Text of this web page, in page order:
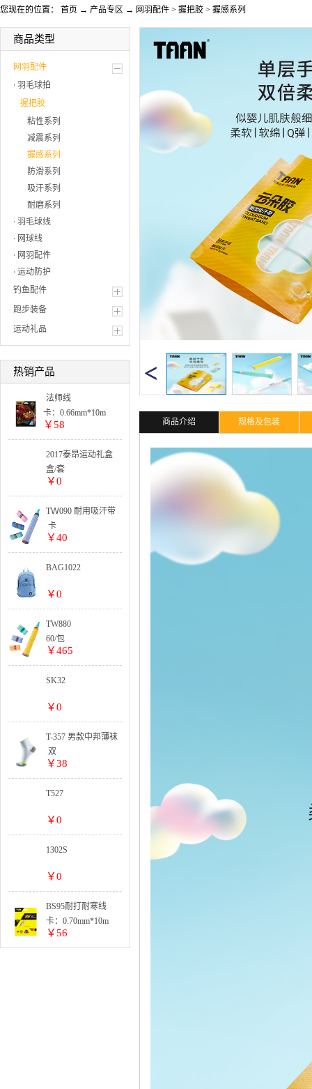
您现在的位置： 首页 → 产品专区 → 网羽配件 > 握把胶 > 握感系列
商品类型
网羽配件
羽毛球拍
握把胶
粘性系列
减震系列
握感系列
防滑系列
吸汗系列
耐磨系列
羽毛球线
网球线
网羽配件
运动防护
钓鱼配件
跑步装备
运动礼品
热销产品
法师线
卡：0.66mm*10m
单色:
5卡起订
整盒:
25卡出货
￥58
2017泰昂运动礼盒
套装系列
盒/套
￥0
TＷ090 耐用吸汗带
卡
￥40
BAG1022
￥0
TW880
60/包
￥465
SK32
￥0
T-357 男款中邦薄袜
双
￥38
T527
￥0
1302S
￥0
BS95耐打耐寒线
卡：0.70mm*10m
￥56
商品介绍 规格及包装